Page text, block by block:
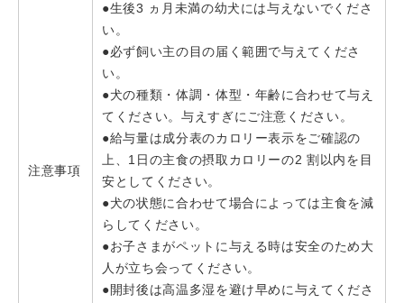
注意事項
●生後3 ヵ月未満の幼犬には与えないでくださ
い。
●必ず飼い主の目の届く範囲で与えてくださ
い。
●犬の種類・体調・体型・年齢に合わせて与え
てください。与えすぎにご注意ください。
●給与量は成分表のカロリー表示をご確認の
上、1日の主食の摂取カロリーの2 割以内を目
安としてください。
●犬の状態に合わせて場合によっては主食を減
らしてください。
●お子さまがペットに与える時は安全のため大
人が立ち会ってください。
●開封後は高温多湿を避け早めに与えてくださ